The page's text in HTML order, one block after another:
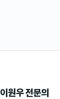
이원우전문의